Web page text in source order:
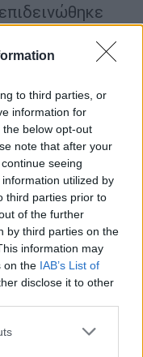
to third parties, or
information for
below opt-out
note that after your
seeing
utilized by
third parties prior to
of the further
by third parties on the
information may
on the IAB’s List of
disclose it to other
or more Google
όταν δύο
κοντά
. Οι
Συριακές
και τον
ρυθμό
τη βόρεια
οι
την
να